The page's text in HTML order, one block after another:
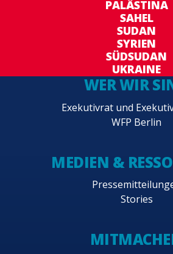
PALÄSTINA
SAHEL
SUDAN
SYRIEN
SÜDSUDAN
UKRAINE
WER WIR
Exekutivrat und
WFP Berlin
MEDIEN &
Stories